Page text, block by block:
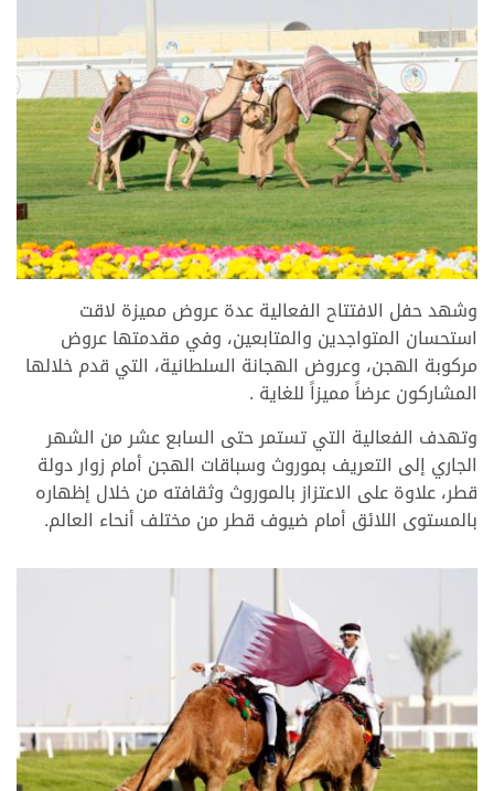
وشهد حفل الافتتاح الفعالية عدة عروض مميزة لاقت
استحسان المتواجدين والمتابعين، وفي مقدمتها عروض
مركوبة الهجن، وعروض الهجانة السلطانية، التي قدم خلالها
المشاركون عرضاً مميزاً للغاية .
وتهدف الفعالية التي تستمر حتى السابع عشر من الشهر
الجاري إلى التعريف بموروث وسباقات الهجن أمام زوار دولة
قطر، علاوة على الاعتزاز بالموروث وثقافته من خلال إظهاره
بالمستوى اللائق أمام ضيوف قطر من مختلف أنحاء العالم.